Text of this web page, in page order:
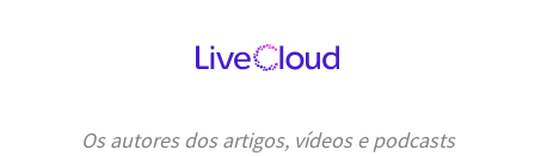
Os autores dos artigos, vídeos e podcasts